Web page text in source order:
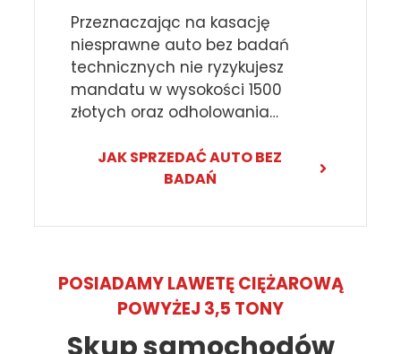
Przeznaczając na kasację
niesprawne auto bez badań
technicznych nie ryzykujesz
mandatu w wysokości 1500
złotych oraz odholowania…
JAK SPRZEDAĆ AUTO BEZ
BADAŃ
POSIADAMY LAWETĘ CIĘŻAROWĄ
POWYŻEJ 3,5 TONY